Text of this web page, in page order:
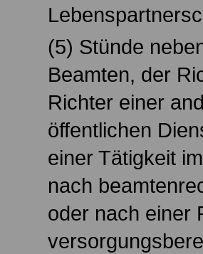
(5) Stünde
Beamten, der
Richter einer
öffentlichen
einer Tätigkeit
nach
oder nach einer